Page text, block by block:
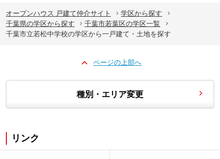
オープンハウス 戸建て仲介サイト
学区から探す
千葉県の学区から探す
千葉市若葉区の学区一覧
千葉市立若松中学校の学区から一戸建て・土地を探す
ページの上部へ
種別・エリア変更
リンク